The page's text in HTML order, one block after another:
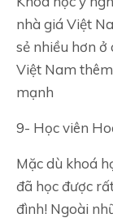
nhà giá Việt
sẻ nhiều hơn ở
Việt Nam
mạnh
9- Học viên
Mặc dù khoá
đã học được
đình! Ngoài